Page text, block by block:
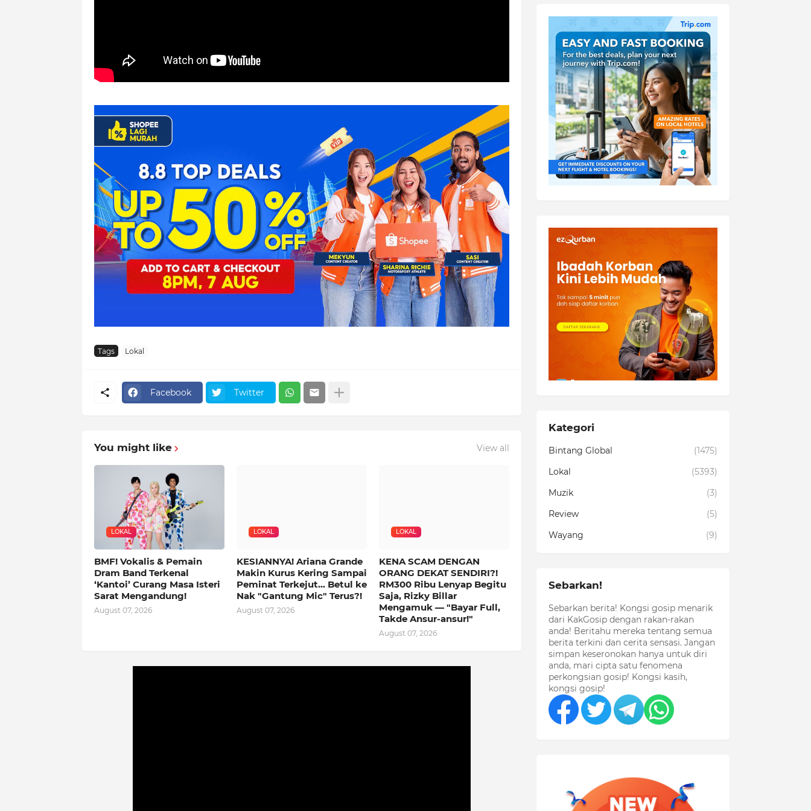
Tags Lokal
Facebook Twitter
You might like View all
LOKAL
BMF! Vokalis & Pemain
Dram Band Terkenal
‘Kantoi’ Curang Masa Isteri
Sarat Mengandung!
August 07, 2026
LOKAL
KESIANNYA! Ariana Grande
Makin Kurus Kering Sampai
Peminat Terkejut... Betul ke
Nak "Gantung Mic" Terus?!
August 07, 2026
LOKAL
KENA SCAM DENGAN
ORANG DEKAT SENDIRI?!
RM300 Ribu Lenyap Begitu
Saja, Rizky Billar
Mengamuk — "Bayar Full,
Takde Ansur-ansur!"
August 07, 2026
Kategori
Bintang Global
(1475)
Lokal
(5393)
Muzik
(3)
Review
(5)
Wayang
(9)
Sebarkan!
Sebarkan berita! Kongsi gosip menarik
dari KakGosip dengan rakan-rakan
anda! Beritahu mereka tentang semua
berita terkini dan cerita sensasi. Jangan
simpan keseronokan hanya untuk diri
anda, mari cipta satu fenomena
perkongsian gosip! Kongsi kasih,
kongsi gosip!